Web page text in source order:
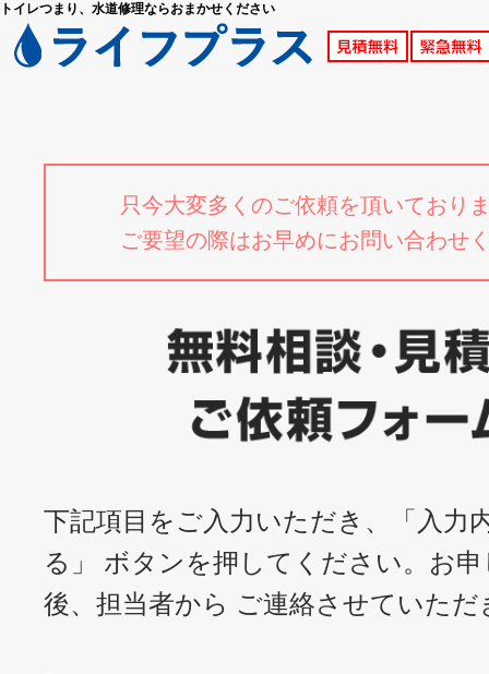
トイレつまり、水道修理ならおまかせください
只今大変多くのご依頼を頂いており
ご要望の際はお早めにお問い合わせ
下記項目をご入力いただき、「入力
る」 ボタンを押してください。 お
後、担当者から ご連絡させていただ